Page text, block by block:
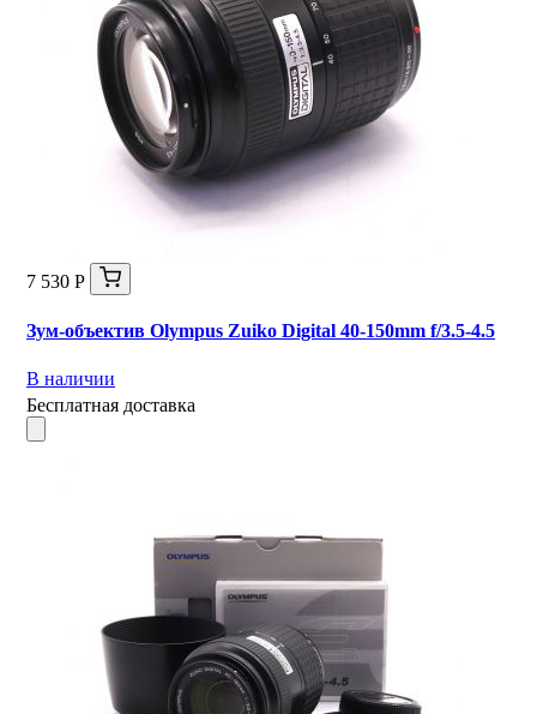
7 530 Р
Зум-объектив Olympus Zuiko Digital 40-150mm f/3.5-4.5
В наличии
Бесплатная доставка